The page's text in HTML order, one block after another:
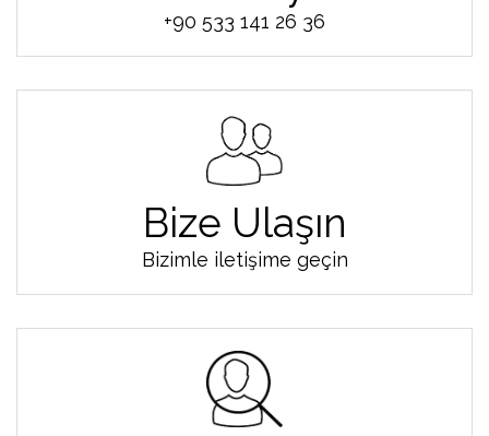
+90 533 141 26 36
Bize Ulaşın
Bizimle iletişime geçin